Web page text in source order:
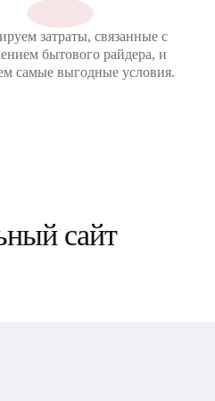
затраты, связанные с
бытового райдера, и
самые выгодные условия.
сайт